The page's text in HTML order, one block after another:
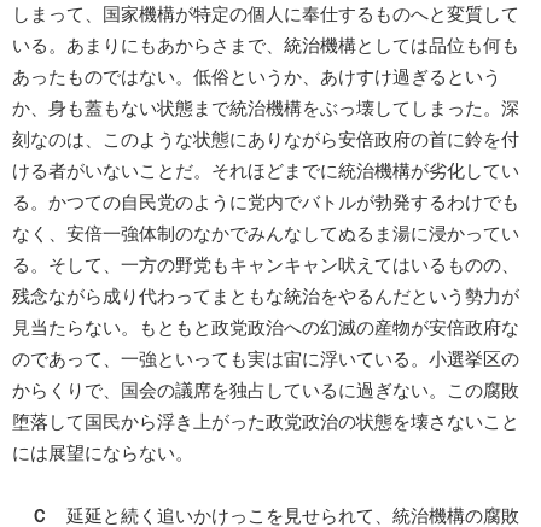
しまって、国家機構が特定の個人に奉仕するものへと変質して
いる。あまりにもあからさまで、統治機構としては品位も何も
あったものではない。低俗というか、あけすけ過ぎるという
か、身も蓋もない状態まで統治機構をぶっ壊してしまった。深
刻なのは、このような状態にありながら安倍政府の首に鈴を付
ける者がいないことだ。それほどまでに統治機構が劣化してい
る。かつての自民党のように党内でバトルが勃発するわけでも
なく、安倍一強体制のなかでみんなしてぬるま湯に浸かってい
る。そして、一方の野党もキャンキャン吠えてはいるものの、
残念ながら成り代わってまともな統治をやるんだという勢力が
見当たらない。もともと政党政治への幻滅の産物が安倍政府な
のであって、一強といっても実は宙に浮いている。小選挙区の
からくりで、国会の議席を独占しているに過ぎない。この腐敗
堕落して国民から浮き上がった政党政治の状態を壊さないこと
には展望にならない。
Ｃ
延延と続く追いかけっこを見せられて、統治機構の腐敗